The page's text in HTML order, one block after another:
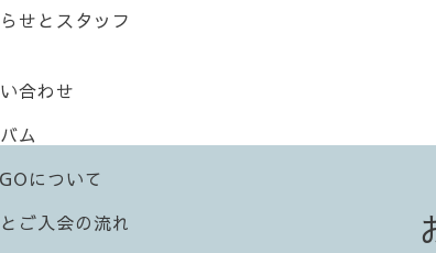
せとスタッフ
合わせ
ム
について
ご入会の流れ